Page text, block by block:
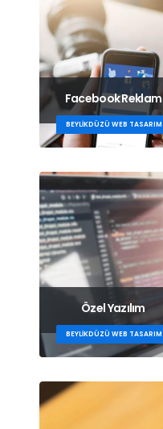
Facebook Reklam
BEYLIKDÜZÜ WEB TASARIM
Özel Yazılım
BEYLIKDÜZÜ WEB TASARIM